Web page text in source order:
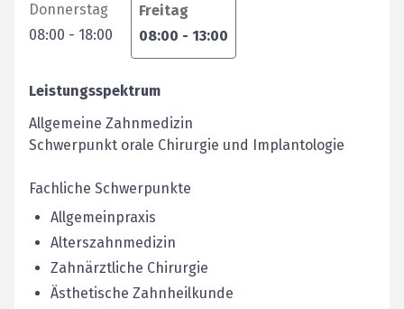
Donnerstag
08:00 - 18:00
Freitag
08:00 - 13:00
Leistungsspektrum
Allgemeine Zahnmedizin
Schwerpunkt orale Chirurgie und Implantologie
Fachliche Schwerpunkte
Allgemeinpraxis
Alterszahnmedizin
Zahnärztliche Chirurgie
Ästhetische Zahnheilkunde